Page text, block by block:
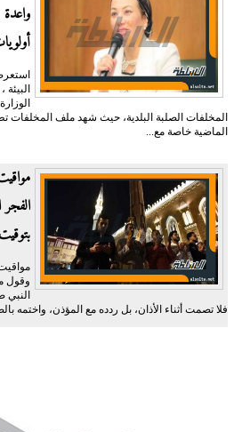
المخلفات الصلبة البلدية، حيث شهد ملف
الماضية خاصة مع...
وقول
فلا تصمت أثناء الأذان، بل ردده مع المؤذن، واختمه